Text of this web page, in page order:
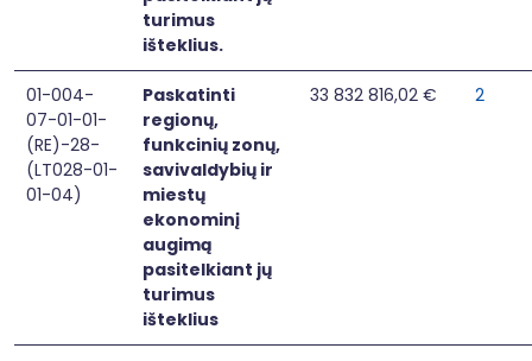
turimus
išteklius.
01-004-
07-01-01-
(RE)-28-
(LT028-01-
01-04)
Paskatinti
regionų,
funkcinių zonų,
savivaldybių ir
miestų
ekonominį
augimą
pasitelkiant jų
turimus
išteklius
33 832 816,02 € 2